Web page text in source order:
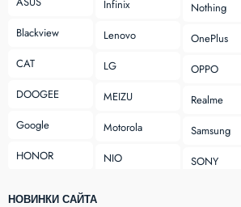
Blackview
CAT
DOOGEE
Google
HONOR
Infinix
Lenovo
LG
MEIZU
Motorola
NIO
Nothing
OnePlus
OPPO
Realme
Samsung
SONY
НОВИНКИ САЙТА